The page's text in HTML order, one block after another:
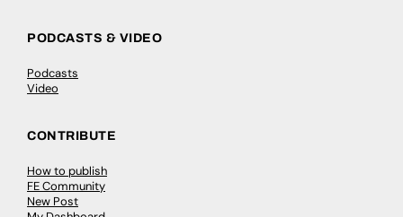
PODCASTS & VIDEO
Podcasts
Video
CONTRIBUTE
How to publish
FE Community
New Post